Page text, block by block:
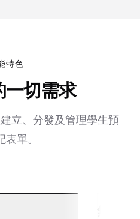
特色
一切需求
立、分發及管理學生預
表單。